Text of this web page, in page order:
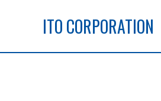
ITO CORPORATION